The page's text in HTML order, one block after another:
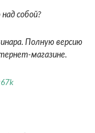
собой?
Полную версию
магазине.